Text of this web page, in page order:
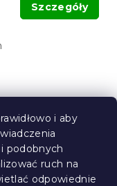
i aby
podobnych
ruch na
odpowiednie
Szczegóły